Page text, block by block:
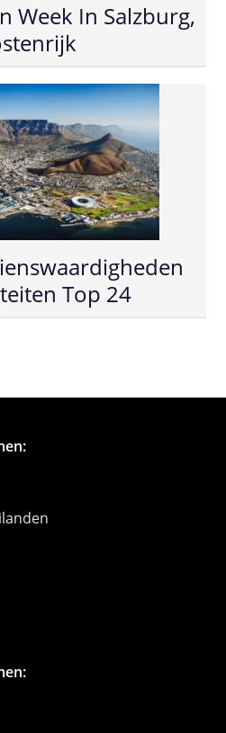
Week In Salzburg,
Top 24